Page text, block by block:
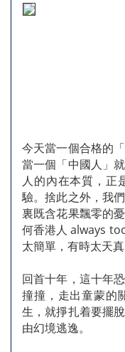
今天當一個合格的
當一個「中國人」
人的內在本質，正
驗。捨此之外，我
裏既含花果飄零的
何香港人 always
太簡單，有時太天真
回首十年，這十年
撞撞，走出童蒙的
生，就掙扎着要擺
由幻境逃逸。